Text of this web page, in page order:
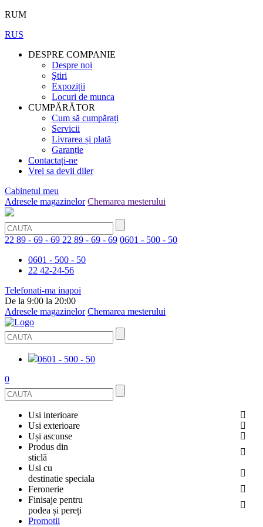
RUM
RUS
DESPRE COMPANIE
Despre noi
Ştiri
Expoziții
Locuri de munca
CUMPĂRĂTOR
Cum să cumpărați
Servicii
Livrarea și plată
Garanție
Contactați-ne
Vrei sa devii diler
Cabinetul meu
Adresele magazinelor Chemarea mesterului
22 89 - 69 - 69 22 89 - 69 - 69 0601 - 500 - 50
0601 - 500 - 50
22 42-24-56
Telefonati-ma inapoi
De la 9:00 la 20:00
Adresele magazinelor Chemarea mesterului
0601 - 500 - 50
0
Usi interioare
FURNIRUITE
SMALT
DIN LEMN DE PIN
Usi exterioare
USI METALICE
PENTRU APARTAMENT
PENTRU CASA
Uși ascunse
OGLINDIT
GRESIE PORȚELANATĂ
Produs din
sticlă
BALUSTRADE ȘI TREPTE
CABINE DE DUȘ ȘI PEREȚI DESPĂRȚITORI
Usi cu
destinatie speciala
USI ANTIFOC (ANTIINCENDIU)
Feronerie
ACCESORII
Finisaje pentru
podea și pereți
Promotii